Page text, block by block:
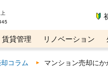
賃貸管理 リノベーション
マガジンBiz
コラム マンション売却に